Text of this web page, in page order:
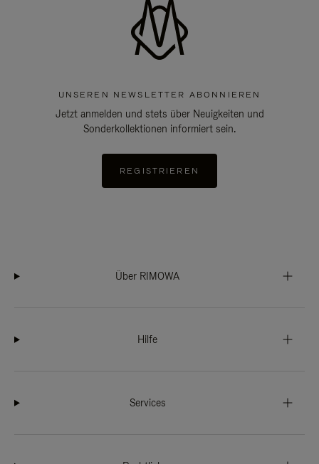
UNSEREN NEWSLETTER ABONNIEREN
Jetzt anmelden und stets über Neuigkeiten und
Sonderkollektionen informiert sein.
REGISTRIEREN
Über RIMOWA
Hilfe
Services